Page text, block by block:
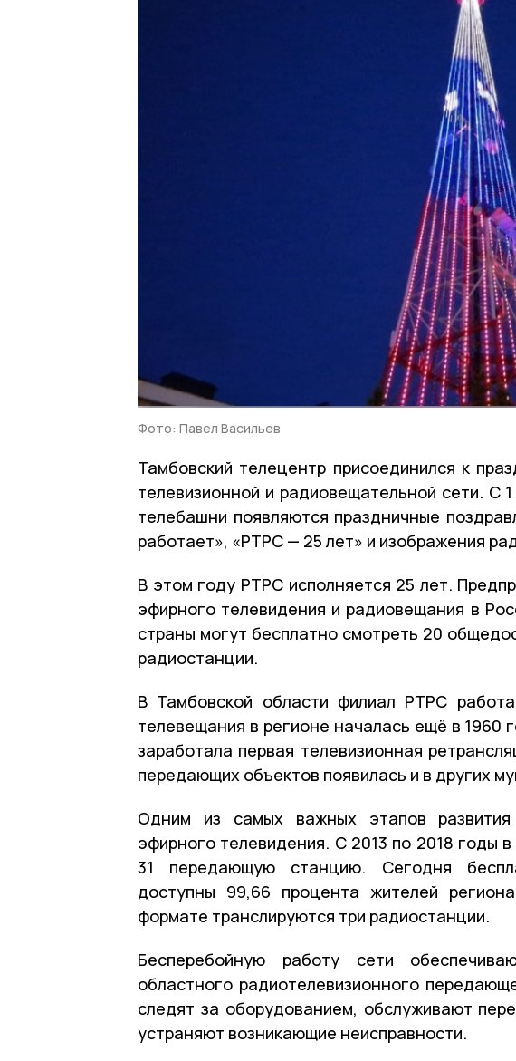
Фото: Павел Васильев
Тамбовский телецентр присоединился к
телевизионной и радиовещательной сети. С
телебашни появляются праздничные
работает», «РТРС — 25 лет» и изображения
В этом году РТРС исполняется 25 лет.
эфирного телевидения и радиовещания в
страны могут бесплатно смотреть 20
радиостанции.
В Тамбовской области филиал РТРС
телевещания в регионе началась ещё в 1960
заработала первая телевизионная
передающих объектов появилась и в других
Одним из самых важных этапов
эфирного телевидения. С 2013 по 2018 годы
31 передающую станцию. Сегодня
доступны 99,66 процента жителей
формате транслируются три радиостанции.
Бесперебойную работу сети
областного радиотелевизионного
следят за оборудованием, обслуживают
устраняют возникающие неисправности.